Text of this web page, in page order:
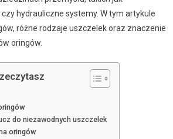
hydrauliczne systemy. W tym artykule
różne rodzaje uszczelek oraz znaczenie
oringów.
do niezawodnych uszczelek
oringów